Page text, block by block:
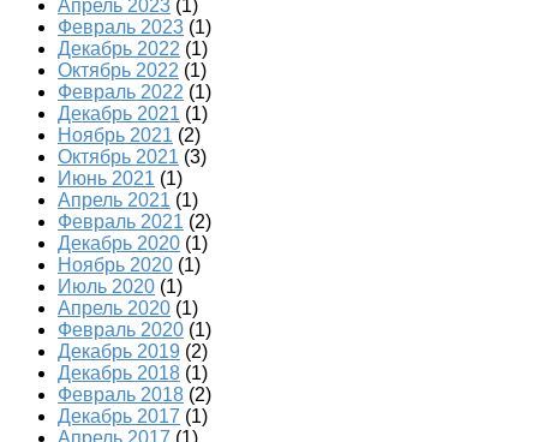
Апрель 2023 (1)
Февраль 2023 (1)
Декабрь 2022 (1)
Октябрь 2022 (1)
Февраль 2022 (1)
Декабрь 2021 (1)
Ноябрь 2021 (2)
Октябрь 2021 (3)
Июнь 2021 (1)
Апрель 2021 (1)
Февраль 2021 (2)
Декабрь 2020 (1)
Ноябрь 2020 (1)
Июль 2020 (1)
Апрель 2020 (1)
Февраль 2020 (1)
Декабрь 2019 (2)
Декабрь 2018 (1)
Февраль 2018 (2)
Декабрь 2017 (1)
Апрель 2017 (1)